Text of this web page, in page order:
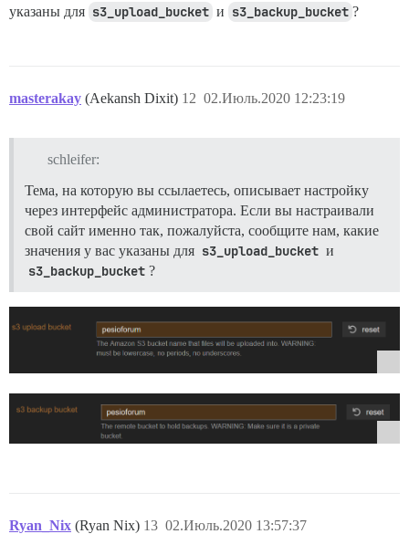
указаны для s3_upload_bucket и s3_backup_bucket ?
masterakay (Aekansh Dixit) 02.Июль.2020 12:23:19
12
schleifer:
Тема, на которую вы ссылаетесь, описывает настройку
через интерфейс администратора. Если вы настраивали
свой сайт именно так, пожалуйста, сообщите нам, какие
значения у вас указаны для s3_upload_bucket и
s3_backup_bucket ?
Ryan_Nix (Ryan Nix) 02.Июль.2020 13:57:37
13